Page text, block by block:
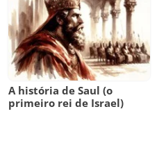
A história de Saul (o
primeiro rei de Israel)